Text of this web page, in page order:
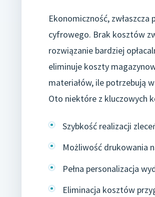
Ekonomiczność,
cyfrowego. Brak kosztów
rozwiązanie bardziej
eliminuje koszty
materiałów, ile potrzebują
Oto niektóre z kluczowych
Szybkość realizacji
Możliwość drukowania
Pełna personalizacja
Eliminacja kosztów